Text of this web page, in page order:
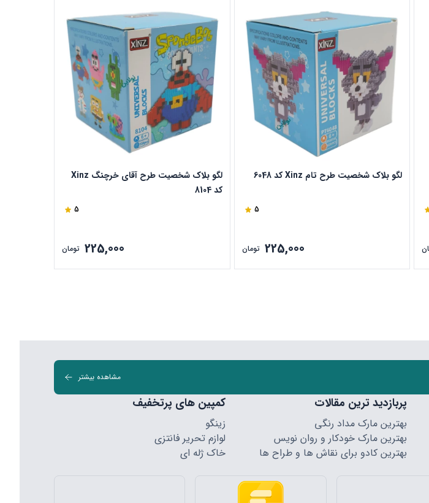
لگو بلاک شخصیت طرح تام Xinz کد 6048
5
225,000 تومان
لگو بلاک شخصیت طرح آقای خرچنگ Xinz
کد 8104
5
225,000 تومان
مشاهده بیشتر
پربازدید ترین مقالات
بهترین مارک مداد رنگی
بهترین مارک خودکار و روان نویس
بهترین کادو برای نقاش ها و طراح ها
کمپین های پرتخفیف
زینگو
لوازم تحریر فانتزی
خاک ژله ای